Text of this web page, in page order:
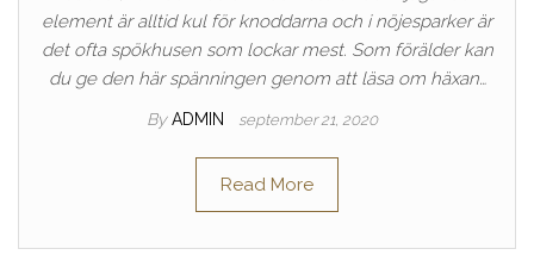
element är alltid kul för knoddarna och i nöjesparker är
det ofta spökhusen som lockar mest. Som förälder kan
du ge den här spänningen genom att läsa om häxan…
By ADMIN september 21, 2020
Read More